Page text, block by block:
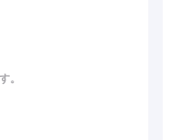
。